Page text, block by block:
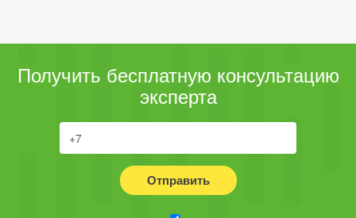
Получить бесплатную консультацию
эксперта
Отправить